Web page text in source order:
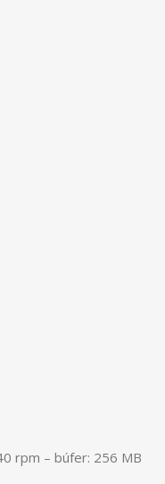
rpm – búfer: 256 MB